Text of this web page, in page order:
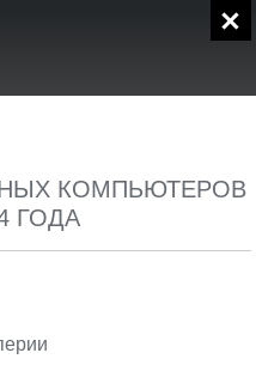
КОМПЬЮТЕРОВ
ГОДА